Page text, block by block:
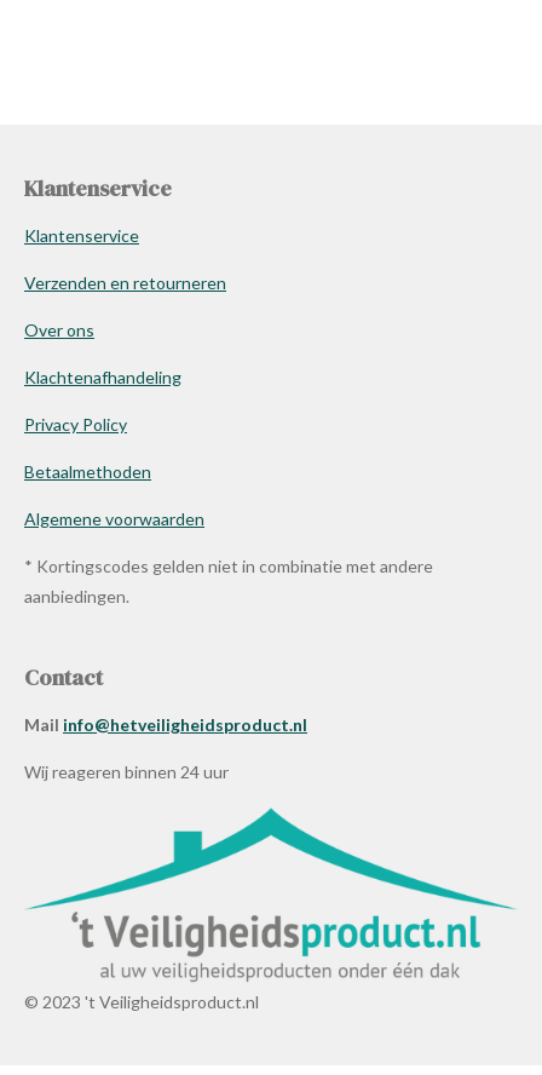
Klantenservice
Klantenservice
Verzenden en retourneren
Over ons
Klachtenafhandeling
Privacy Policy
Betaalmethoden
Algemene voorwaarden
* Kortingscodes gelden niet in combinatie met andere
aanbiedingen.
Contact
Mail info@hetveiligheidsproduct.nl
Wij reageren binnen 24 uur
© 2023 't Veiligheidsproduct.nl